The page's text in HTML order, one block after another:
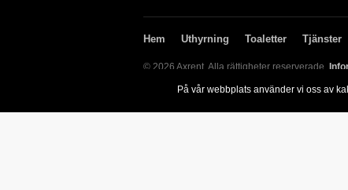
Hem Uthyrning Toaletter Tjänster
© 2026 Axrent. Alla rättigheter reserverade.
På vår webbplats använder vi oss av